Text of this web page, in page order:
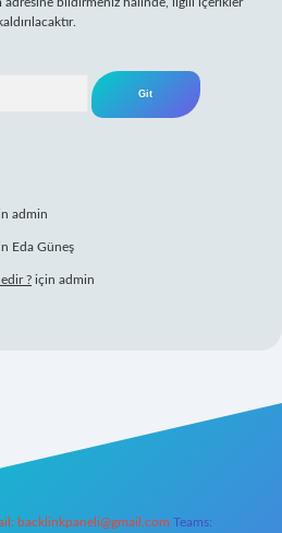
admin
Eda Güneş
? için admin
backlinkpaneli@gmail.com Teams: